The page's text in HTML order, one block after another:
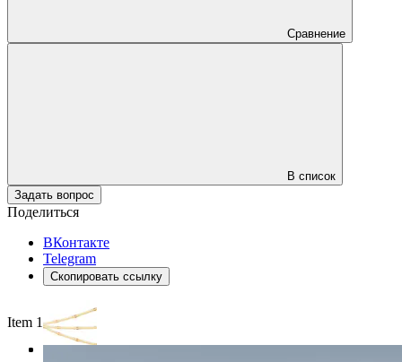
Сравнение
В список
Задать вопрос
Поделиться
ВКонтакте
Telegram
Скопировать ссылку
Item 1 of 3